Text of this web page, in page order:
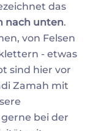
das
nach unten.
von Felsen
- etwas
sind hier vor
Zamah mit
bei der